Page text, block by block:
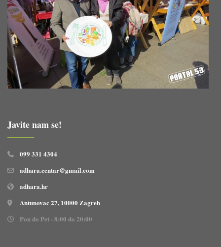
Javite nam se!
099 331 4304
adhara.centar@gmail.com
adhara.hr
Antunovac 27, 10000 Zagreb
Pon do Pet - 8:00 do 20:00